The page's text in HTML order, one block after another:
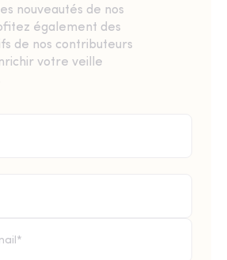
nouveautés de nos
également des
de nos contributeurs
votre veille